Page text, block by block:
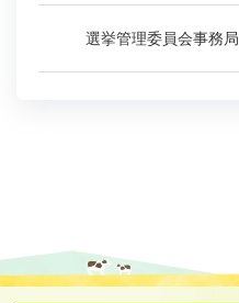
選挙管理委員会事務局